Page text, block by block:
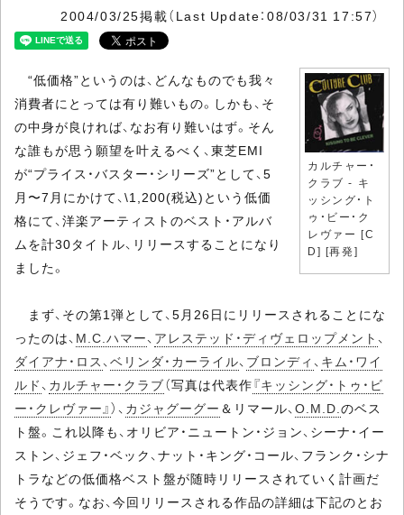
2004/03/25掲載（Last Update：08/03/31 17:57）
カルチャー・
クラブ - キ
ッシング・ト
ゥ・ビー・ク
レヴァー [C
D] [再発]
“低価格”というのは、どんなものでも我々
消費者にとっては有り難いもの。しかも、そ
の中身が良ければ、なお有り難いはず。そん
な誰もが思う願望を叶えるべく、東芝EMI
が“プライス・バスター・シリーズ”として、5
月〜7月にかけて、\1,200(税込)という低価
格にて、洋楽アーティストのベスト・アルバ
ムを計30タイトル、リリースすることになり
ました。
まず、その第1弾として、5月26日にリリースされることにな
ったのは、 M.C.ハマー、 アレステッド・ディヴェロップメント 、
ダイアナ・ロス 、ベリンダ・カーライル、 ブロンディ 、 キム・ワイ
ルド 、 カルチャー・クラブ（写真は代表作『キッシング・トゥ・ビ
ー・クレヴァー』）、 カジャグーグー ＆リマール、O.M.D.のベス
ト盤。これ以降も、オリビア・ニュートン・ジョン、シーナ・イー
ストン、ジェフ・ベック、ナット・キング・コール、フランク・シナ
トラなどの低価格ベスト盤が随時リリースされていく計画だ
そうです。なお、今回リリースされる作品の詳細は下記のとお